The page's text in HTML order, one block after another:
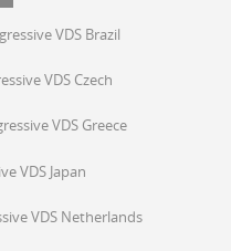
VDS Brazil
VDS Czech
VDS Greece
VDS Japan
VDS Netherlands